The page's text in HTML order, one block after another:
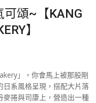
可頌~【KANG
】
」，你會馬上被那股剛
日系風格呈現，搭配大片落
麥捲與司康上，營造出一種